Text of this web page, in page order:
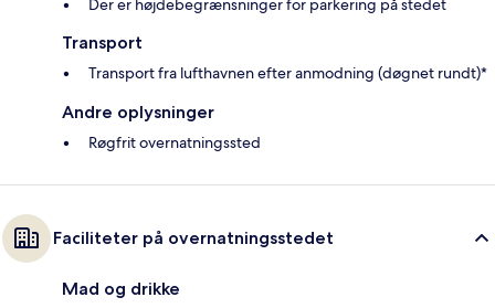
Der er højdebegrænsninger for parkering på stedet
Transport
Transport fra lufthavnen efter anmodning (døgnet rundt)*
Andre oplysninger
Røgfrit overnatningssted
Faciliteter på overnatningsstedet
Mad og drikke